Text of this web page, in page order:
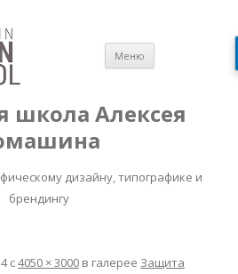
школа Алексея
дизайну, типографике и
брендингу
Меню
содержимому
с4050 × 3000 в галерее Защита